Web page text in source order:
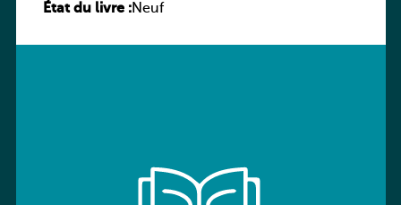
État du livre :Neuf